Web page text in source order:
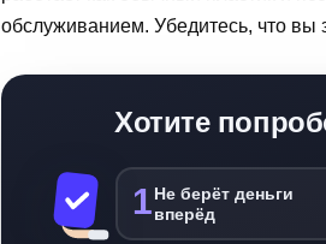
обслуживанием. Убедитесь, что
Хотите
1 Не берёт деньги
вперёд